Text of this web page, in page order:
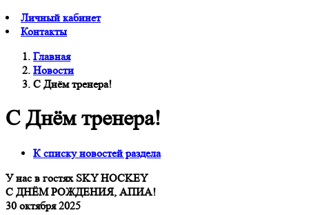
Личный кабинет
Контакты
Главная
Новости
С Днём тренера!
С Днём тренера!
К списку новостей раздела
У нас в гостях SKY HOCKEY
С ДНЁМ РОЖДЕНИЯ, АПИА!
30 октября 2025